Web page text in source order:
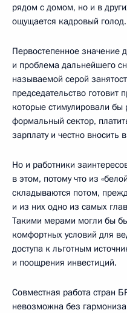
рядом с домом, но и в
ощущается кадровый голод.
Первостепенное значение
и проблема дальнейшего
называемой серой
председательство
которые стимулировали бы
формальный сектор,
зарплату и честно
Но и работники
в этом, потому что из
складываются потом,
и из них одно из самых
Такими мерами могли бы
комфортных условий для
доступа к льготным
и поощрения инвестиций.
Совместная работа стран
невозможна без